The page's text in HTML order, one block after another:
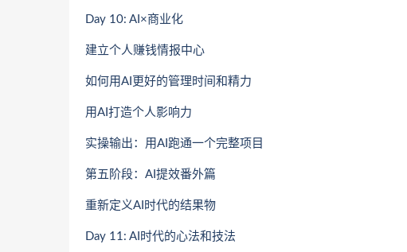
Day 10: AI×商业化
建立个人赚钱情报中心
如何用AI更好的管理时间和精力
用AI打造个人影响力
实操输出：用AI跑通一个完整项目
第五阶段：AI提效番外篇
重新定义AI时代的结果物
Day 11: AI时代的心法和技法